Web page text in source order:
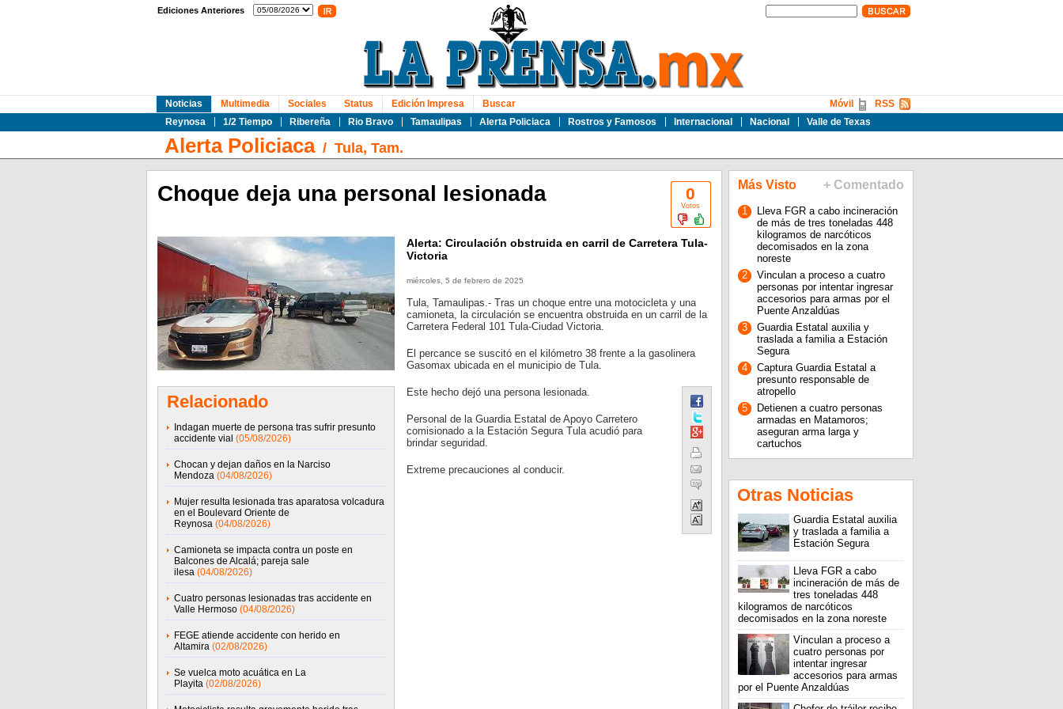
Ediciones Anteriores
Noticias
Reynosa
1/2 Tiempo Ribereña Rio Bravo Tamaulipas Alerta Policiaca Rostros y Famosos Internacional Nacional Valle de Texas
Multimedia Sociales Status Edición Impresa Buscar RSS
Móvil
Alerta Policiaca/ Tula, Tam.
0
Votos
Choque deja una personal lesionada
Relacionado
Indagan muerte de persona tras sufrir presunto
accidente vial (05/08/2026)
Chocan y dejan daños en la Narciso
Mendoza (04/08/2026)
Mujer resulta lesionada tras aparatosa volcadura
en el Boulevard Oriente de
Reynosa (04/08/2026)
Camioneta se impacta contra un poste en
Balcones de Alcalá; pareja sale
ilesa (04/08/2026)
Cuatro personas lesionadas tras accidente en
Valle Hermoso (04/08/2026)
FEGE atiende accidente con herido en
Altamira (02/08/2026)
Se vuelca moto acuática en La
Playita (02/08/2026)
Alerta: Circulación obstruida en carril de Carretera Tula-
Victoria
miércoles, 5 de febrero de 2025
Tula, Tamaulipas.- Tras un choque entre una motocicleta y una
camioneta, la circulación se encuentra obstruida en un carril de la
Carretera Federal 101 Tula-Ciudad Victoria.
El percance se suscitó en el kilómetro 38 frente a la gasolinera
Gasomax ubicada en el municipio de Tula.
Este hecho dejó una persona lesionada.
Personal de la Guardia Estatal de Apoyo Carretero
comisionado a la Estación Segura Tula acudió para
brindar seguridad.
Extreme precauciones al conducir.
Más Visto + Comentado
1
Lleva FGR a cabo incineración
de más de tres toneladas 448
kilogramos de narcóticos
decomisados en la zona
noreste
2
Vinculan a proceso a cuatro
personas por intentar ingresar
accesorios para armas por el
Puente Anzaldúas
3
Guardia Estatal auxilia y
traslada a familia a Estación
Segura
4
Captura Guardia Estatal a
presunto responsable de
atropello
5
Detienen a cuatro personas
armadas en Matamoros;
aseguran arma larga y
cartuchos
Otras Noticias
Guardia Estatal auxilia
y traslada a familia a
Estación Segura
Lleva FGR a cabo
incineración de más de
tres toneladas 448
kilogramos de narcóticos
decomisados en la zona noreste
Vinculan a proceso a
cuatro personas por
intentar ingresar
accesorios para armas
por el Puente Anzaldúas